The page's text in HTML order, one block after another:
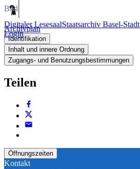
Digitaler LesesaalStaatsarchiv Basel-Stadt
Login
Bild
Archivplan
Identifikation
Inhalt und innere Ordnung
Zugangs- und Benutzungsbestimmungen
Teilen
Öffnungszeiten
Kontakt